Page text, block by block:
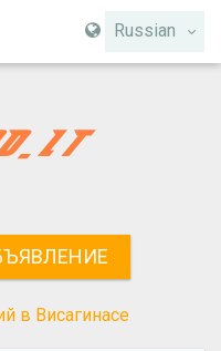
Russian
в Висагинасе